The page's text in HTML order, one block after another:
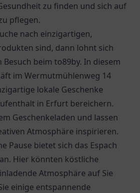
zu finden und sich auf
pflegen.
nach einzigartigen,
sind, dann lohnt sich
beim to89by. In diesem
im Wermutmühlenweg 14
lokale Geschenke
in Erfurt bereichern.
Geschenkeladen und lassen
Atmosphäre inspirieren.
Pause bietet sich das Espach
an. Hier könnten köstliche
Atmosphäre auf Sie
einige entspannende